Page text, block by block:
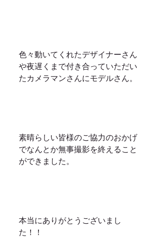
色々動いてくれたデザイナーさん
や夜遅くまで付き合っていただい
たカメラマンさんにモデルさん。
素晴らしい皆様のご協力のおかげ
でなんとか無事撮影を終えること
ができました。
本当にありがとうございまし
た！！